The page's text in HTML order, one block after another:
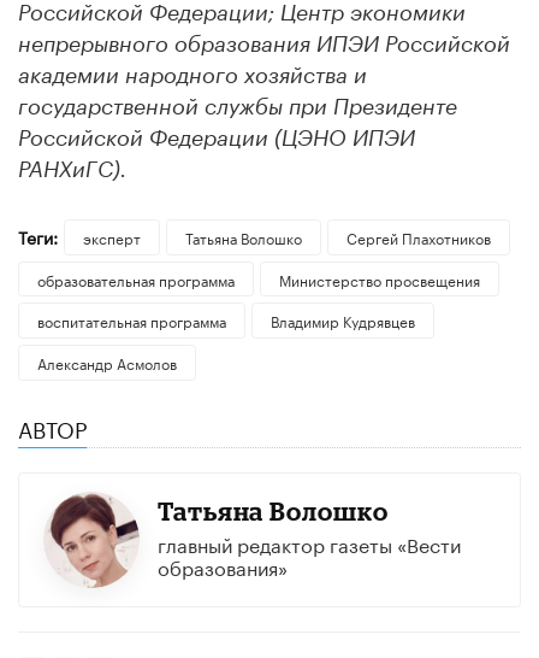
Российской Федерации; Центр экономики
непрерывного образования ИПЭИ Российской
академии народного хозяйства и
государственной службы при Президенте
Российской Федерации (ЦЭНО ИПЭИ
РАНХиГС).
Теги: эксперт Татьяна Волошко
Сергей Плахотников
образовательная программа
Министерство просвещения
воспитательная программа
Владимир Кудрявцев
Александр Асмолов
АВТОР
Татьяна Волошко
главный редактор газеты «Вести
образования»